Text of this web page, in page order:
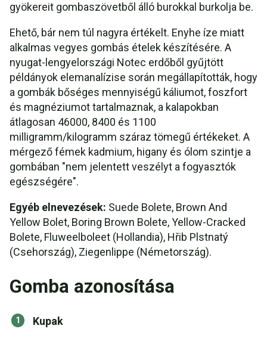
gyökereit gombaszövetből álló burokkal burkolja be.
Ehető, bár nem túl nagyra értékelt. Enyhe íze miatt
alkalmas vegyes gombás ételek készítésére. A
nyugat-lengyelországi Notec erdőből gyűjtött
példányok elemanalízise során megállapították, hogy
a gombák bőséges mennyiségű káliumot, foszfort
és magnéziumot tartalmaznak, a kalapokban
átlagosan 46000, 8400 és 1100
milligramm/kilogramm száraz tömegű értékeket. A
mérgező fémek kadmium, higany és ólom szintje a
gombában "nem jelentett veszélyt a fogyasztók
egészségére".
Egyéb elnevezések: Suede Bolete, Brown And
Yellow Bolet, Boring Brown Bolete, Yellow-Cracked
Bolete, Fluweelboleet (Hollandia), Hřib Plstnatý
(Csehország), Ziegenlippe (Németország).
Gomba azonosítása
Kupak